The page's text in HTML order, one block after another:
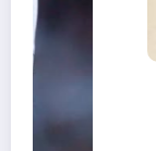
التحرر